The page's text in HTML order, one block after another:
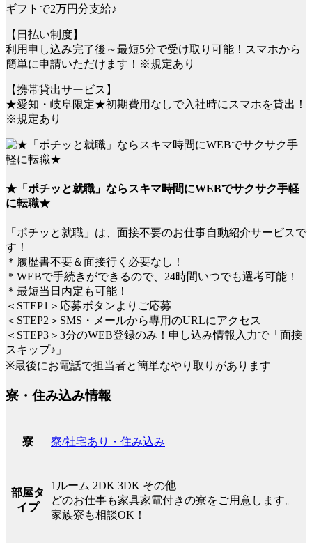
ギフトで2万円分支給♪
【日払い制度】
利用申し込み完了後～最短5分で受け取り可能！スマホから
簡単に申請いただけます！※規定あり
【携帯貸出サービス】
★愛知・岐阜限定★初期費用なしで入社時にスマホを貸出！
※規定あり
★「ポチッと就職」ならスキマ時間にWEBでサクサク手軽
に転職★
「ポチッと就職」は、面接不要のお仕事自動紹介サービスで
す！
＊履歴書不要＆面接行く必要なし！
＊WEBで手続きができるので、24時間いつでも選考可能！
＊最短当日内定も可能！
＜STEP1＞応募ボタンよりご応募
＜STEP2＞SMS・メールから専用のURLにアクセス
＜STEP3＞3分のWEB登録のみ！申し込み情報入力で「面接
スキップ♪」
※最後にお電話で担当者と簡単なやり取りがあります
寮・住み込み情報
寮 寮/社宅あり・住み込み
部屋タ
イプ
1ルーム 2DK 3DK その他
どのお仕事も家具家電付きの寮をご用意します。
家族寮も相談OK！